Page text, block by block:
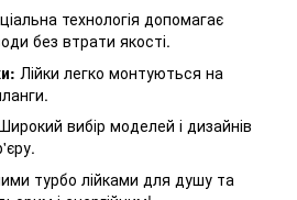
технологія допомагає
без втрати якості.
Лійки легко монтуються на
вибір моделей і дизайнів
турбо лійками для душу та